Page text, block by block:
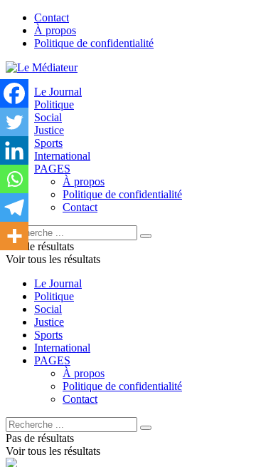
Contact
À propos
Politique de confidentialité
Le Journal
Politique
Social
Justice
Sports
International
PAGES
À propos
Politique de confidentialité
Contact
Pas de résultats
Voir tous les résultats
Le Journal
Politique
Social
Justice
Sports
International
PAGES
À propos
Politique de confidentialité
Contact
Pas de résultats
Voir tous les résultats